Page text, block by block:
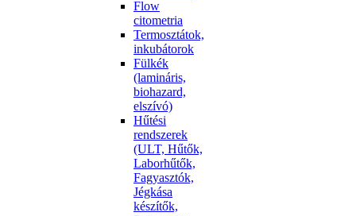
Flow
citometria
Termosztátok,
inkubátorok
Fülkék
(lamináris,
biohazard,
elszívó)
Hűtési
rendszerek
(ULT, Hűtők,
Laborhűtők,
Fagyasztók,
Jégkása
készítők,